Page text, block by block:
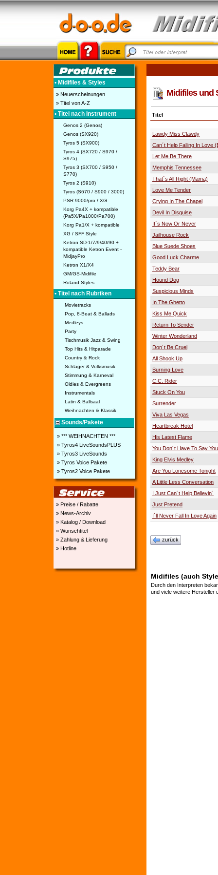
• Midifiles & Styles
» Neuerscheinungen
» Titel von A-Z
• Titel nach Instrument
Genos 2 (Genos)
Genos (SX920)
Tyros 5 (SX900)
Tyros 4 (SX720 / S970 /
S975)
Tyros 3 (SX700 / S950 /
S770)
Tyros 2 (S910)
Tyros (S670 / S900 / 3000)
PSR 9000/pro / XG
Korg Pa4X + kompatible
(Pa5X/Pa1000/Pa700)
Korg Pa1/X + kompatible
XG / SFF Style
Ketron SD-1/7/9/40/90 +
kompatible Ketron Event -
MidjayPro
Ketron X1/X4
GM/GS-Midifile
Roland Styles
• Titel nach Rubriken
Movietracks
Pop, 8-Beat & Ballads
Medleys
Party
Tischmusik Jazz & Swing
Top Hits & Hitparade
Country & Rock
Schlager & Volksmusik
Stimmung & Karneval
Oldies & Evergreens
Instrumentals
Latin & Ballsaal
Weihnachten & Klassik
Sounds/Pakete
» *** WEIHNACHTEN ***
» Tyros4 LiveSoundsPLUS
» Tyros3 LiveSounds
» Tyros Voice Pakete
» Tyros2 Voice Pakete
» Preise / Rabatte
» News-Archiv
» Katalog / Download
» Wunschtitel
» Zahlung & Lieferung
» Hotline
Midifiles und
Titel
Lawdy Miss Clawdy
Can´t Help Falling In Love
Let Me Be There
Memphis Tennessee
That´s All Right (Mama)
Love Me Tender
Crying In The Chapel
Devil In Disguise
It´s Now Or Never
Jailhouse Rock
Blue Suede Shoes
Good Luck Charme
Teddy Bear
Hound Dog
Suspicious Minds
In The Ghetto
Kiss Me Quick
Return To Sender
Winter Wonderland
Don´t Be Cruel
All Shook Up
Burning Love
C.C. Rider
Stuck On You
Surrender
Viva Las Vegas
Heartbreak Hotel
His Latest Flame
You Don´t Have To Say
King Elvis Medley
Are You Lonesome Tonight
A Little Less Conversation
I Just Can´t Help Believin´
Just Pretend
I´ll Never Fall In Love Again
zurück
Midifiles (auch
Durch den Interpreten
und viele weitere Hersteller